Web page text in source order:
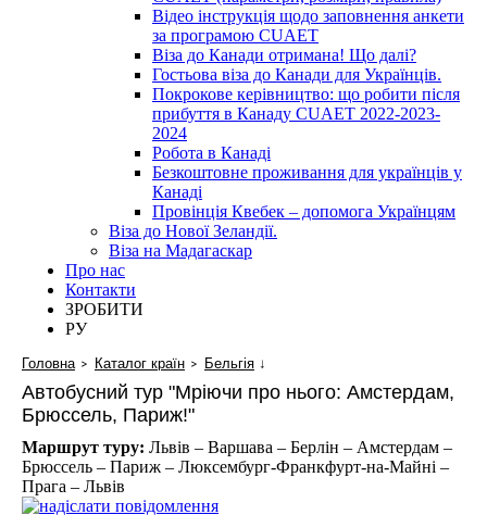
Відео інструкція щодо заповнення анкети
за програмою CUAET
Віза до Канади отримана! Що далі?
Гостьова віза до Канади для Українців.
Покрокове керівництво: що робити після
прибуття в Канаду CUAET 2022-2023-
2024
Робота в Канаді
Безкоштовне проживання для українців у
Канаді
Провінція Квебек – допомога Українцям
Віза до Нової Зеландії.
Віза на Мадагаскар
Про нас
Контакти
ЗРОБИТИ
РУ
Головна Каталог країн Бельгія ↓
Автобусний тур "Мріючи про нього: Амстердам,
Брюссель, Париж!"
Маршрут туру: Львів – Варшава – Берлін – Амстердам –
Брюссель – Париж – Люксембург-Франкфурт-на-Майні –
Прага – Львів